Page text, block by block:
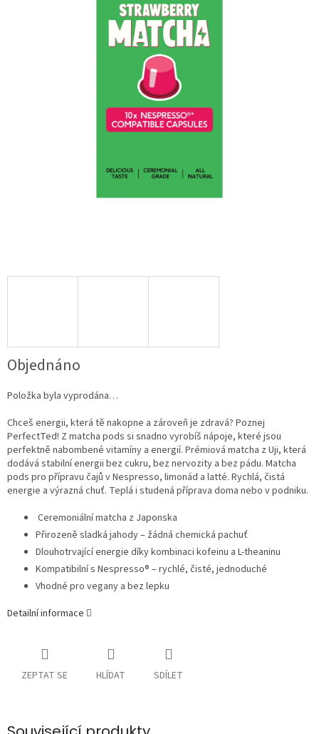
Objednáno
Položka byla vyprodána…
Chceš energii, která tě nakopne a zároveň je zdravá? Poznej
PerfectTed! Z matcha pods si snadno vyrobíš nápoje, které jsou
perfektně nabombené vitamíny a energií. Prémiová matcha z Uji, která
dodává stabilní energii bez cukru, bez nervozity a bez pádu. Matcha
pods pro přípravu čajů v Nespresso, limonád a latté. Rychlá, čistá
energie a výrazná chuť. Teplá i studená příprava doma nebo v podniku.
Ceremoniální matcha z Japonska
Přirozeně sladká jahody – žádná chemická pachuť
Dlouhotrvající energie díky kombinaci kofeinu a L-theaninu
Kompatibilní s Nespresso® – rychlé, čisté, jednoduché
Vhodné pro vegany a bez lepku
Detailní informace
ZEPTAT SE HLÍDAT SDÍLET